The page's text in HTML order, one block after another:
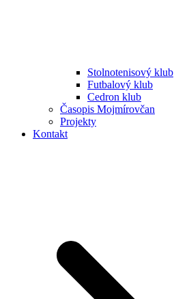
Stolnotenisový klub
Futbalový klub
Cedron klub
Časopis Mojmírovčan
Projekty
Kontakt